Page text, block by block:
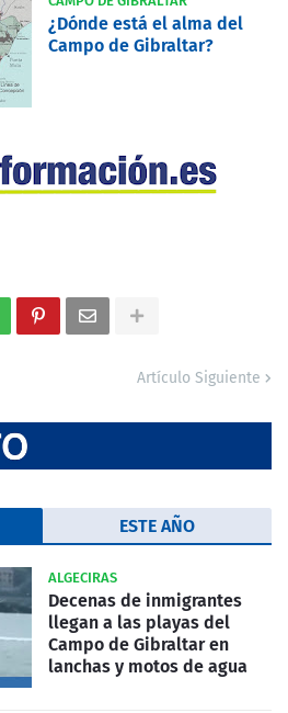
¿Dónde está el alma del
Campo de Gibraltar?
Artículo Siguiente
ESTE AÑO
ALGECIRAS
Decenas de inmigrantes
llegan a las playas del
Campo de Gibraltar en
lanchas y motos de agua